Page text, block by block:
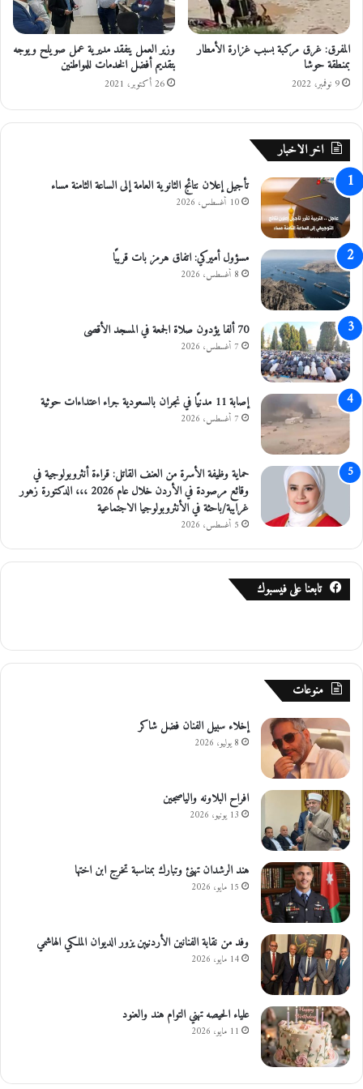
ل
م
ن
ح
ا
ل
ر
و
ض
ش
ج
ر
ة
المفرق: غرق مركبة بسبب غزارة الأمطار
بمنطقة حوشا
9 نوفمبر، 2022
وزير العمل يتفقد مديرية عمل صويلح ويوجه
بتقديم أفضل الخدمات للمواطنين
26 أكتوبر، 2021
اخر الاخبار
تأجيل إعلان نتائج الثانوية العامة إلى الساعة الثامنة مساء
10 أغسطس، 2026
مسؤول أميركي: اتفاق هرمز بات قريبًا
8 أغسطس، 2026
70 ألفا يؤدون صلاة الجمعة في المسجد الأقصى
7 أغسطس، 2026
إصابة 11 مدنيًا في نجران بالسعودية جراء اعتداءات حوثية
7 أغسطس، 2026
حماية وظيفة الأسرة من العنف القاتل: قراءة أنثروبولوجية في
وقائع مرصودة في الأردن خلال عام 2026 ،،، الدكتورة زهور
غرايبة/باحثة في الأنثروبولوجيا الاجتماعية
5 أغسطس، 2026
تابعنا على فيسبوك
منوعات
إخلاء سبيل الفنان فضل شاكر
8 يوليو، 2026
افراح البلاونه والياصجين
13 يونيو، 2026
هند الرشدان تهنئ وتبارك بمناسبة تخرج ابن اختها
15 مايو، 2026
وفد من نقابة الفنانين الأردنيين يزور الديوان الملكي الهاشمي
14 مايو، 2026
علياء الحيصه تهني التوام هند والعنود
11 مايو، 2026